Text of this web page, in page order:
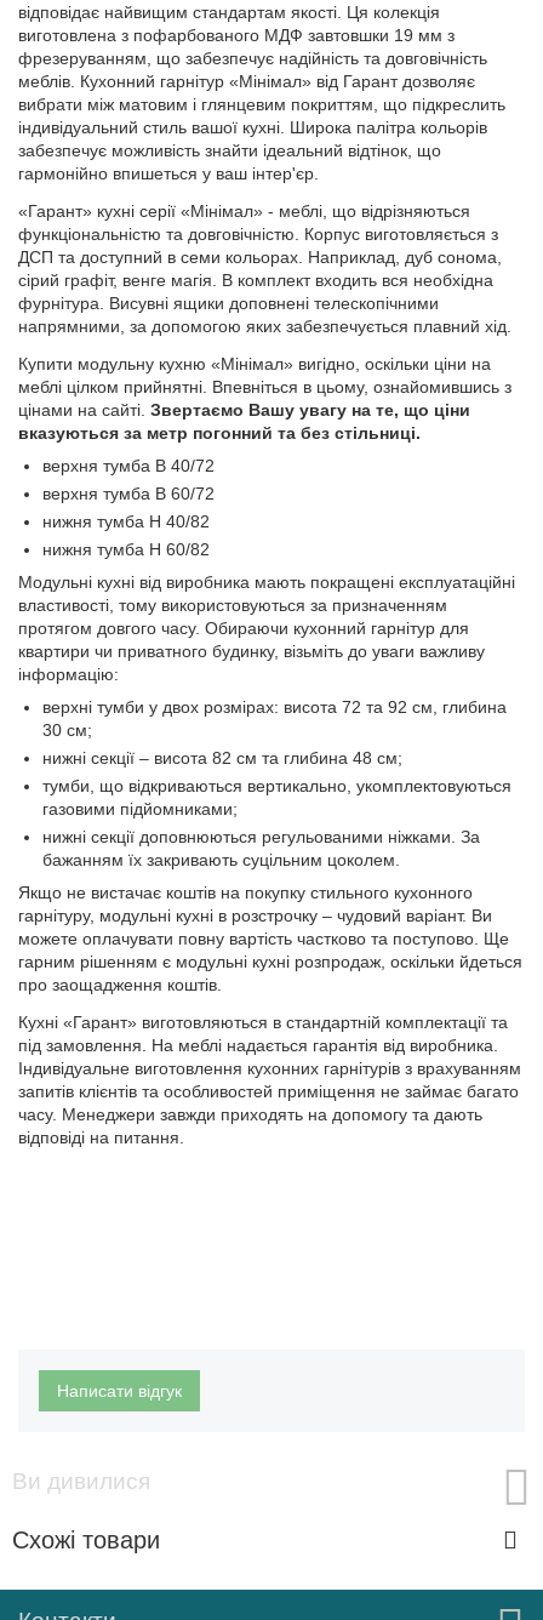
відповідає найвищим стандартам якості. Ця колекція
виготовлена ​​з пофарбованого МДФ завтовшки 19 мм з
фрезеруванням, що забезпечує надійність та довговічність
меблів. Кухонний гарнітур «Мінімал» від Гарант дозволяє
вибрати між матовим і глянцевим покриттям, що підкреслить
індивідуальний стиль вашої кухні. Широка палітра кольорів
забезпечує можливість знайти ідеальний відтінок, що
гармонійно впишеться у ваш інтер'єр.
«Гарант» кухні серії «Мінімал» - меблі, що відрізняються
функціональністю та довговічністю. Корпус виготовляється з
ДСП та доступний в семи кольорах. Наприклад, дуб сонома,
сірий графіт, венге магія. В комплект входить вся необхідна
фурнітура. Висувні ящики доповнені телескопічними
напрямними, за допомогою яких забезпечується плавний хід.
Купити модульну кухню «Мінімал» вигідно, оскільки ціни на
меблі цілком прийнятні. Впевніться в цьому, ознайомившись з
цінами на сайті. Звертаємо Вашу увагу на те, що ціни
вказуються за метр погонний та без стільниці.
верхня тумба В 40/72
верхня тумба В 60/72
нижня тумба Н 40/82
нижня тумба Н 60/82
Модульні кухні від виробника мають покращені експлуатаційні
властивості, тому використовуються за призначенням
протягом довгого часу. Обираючи кухонний гарнітур для
квартири чи приватного будинку, візьміть до уваги важливу
інформацію:
верхні тумби у двох розмірах: висота 72 та 92 см, глибина
30 см;
нижні секції – висота 82 см та глибина 48 см;
тумби, що відкриваються вертикально, укомплектовуються
газовими підйомниками;
нижні секції доповнюються регульованими ніжками. За
бажанням їх закривають суцільним цоколем.
Якщо не вистачає коштів на покупку стильного кухонного
гарнітуру, модульні кухні в розстрочку – чудовий варіант. Ви
можете оплачувати повну вартість частково та поступово. Ще
гарним рішенням є модульні кухні розпродаж, оскільки йдеться
про заощадження коштів.
Кухні «Гарант» виготовляються в стандартній комплектації та
під замовлення. На меблі надається гарантія від виробника.
Індивідуальне виготовлення кухонних гарнітурів з врахуванням
запитів клієнтів та особливостей приміщення не займає багато
часу. Менеджери завжди приходять на допомогу та дають
відповіді на питання.
Написати відгук
Ви дивилися
Схожі товари